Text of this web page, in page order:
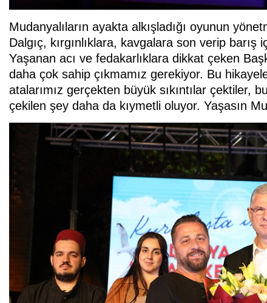
Mudanyalıların ayakta alkışladığı oyunun
Dalgıç, kırgınlıklara, kavgalara son verip
Yaşanan acı ve fedakarlıklara dikkat çeken
daha çok sahip çıkmamız gerekiyor. Bu
atalarımız gerçekten büyük sıkıntılar çektiler,
çekilen şey daha da kıymetli oluyor. Yaşasın